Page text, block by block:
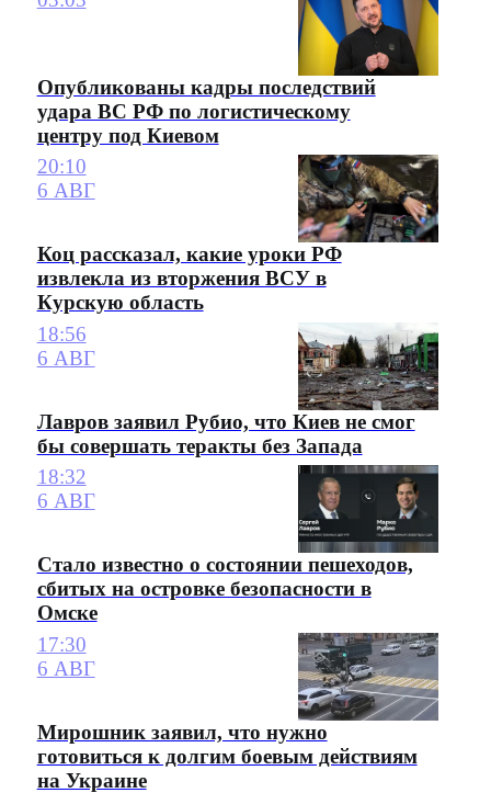
Опубликованы кадры последствий
удара ВС РФ по логистическому
центру под Киевом
20:10
6 АВГ
Коц рассказал, какие уроки РФ
извлекла из вторжения ВСУ в
Курскую область
18:56
6 АВГ
Лавров заявил Рубио, что Киев не смог
бы совершать теракты без Запада
18:32
6 АВГ
Стало известно о состоянии пешеходов,
сбитых на островке безопасности в
Омске
17:30
6 АВГ
Мирошник заявил, что нужно
готовиться к долгим боевым действиям
на Украине